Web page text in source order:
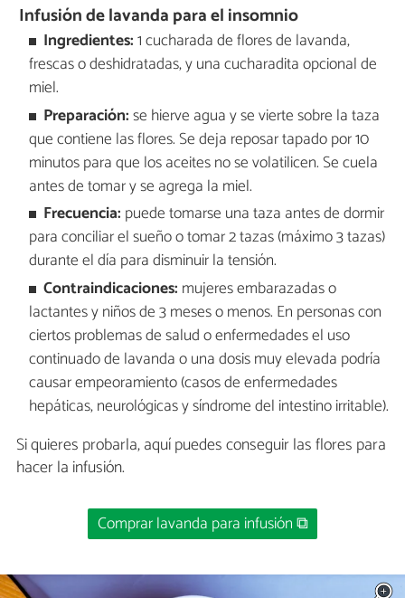
Infusión de lavanda para el insomnio
Ingredientes:1 cucharada de flores de lavanda,
frescas o deshidratadas, y una cucharadita opcional de
miel.
Preparación:se hierve agua y se vierte sobre la taza
que contiene las flores. Se deja reposar tapado por 10
minutos para que los aceites no se volatilicen. Se cuela
antes de tomar y se agrega la miel.
Frecuencia: puede tomarse una taza antes de dormir
para conciliar el sueño o tomar 2 tazas (máximo 3 tazas)
durante el día para disminuir la tensión.
Contraindicaciones: mujeres embarazadas o
lactantes y niños de 3 meses o menos. En personas con
ciertos problemas de salud o enfermedades el uso
continuado de lavanda o una dosis muy elevada podría
causar empeoramiento (casos de enfermedades
hepáticas, neurológicas y síndrome del intestino irritable).
Si quieres probarla, aquí puedes conseguir las flores para
hacer la infusión.
Comprar lavanda para infusión ⧉